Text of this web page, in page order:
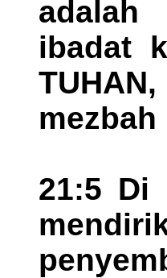
adalah
ibadat
21:5 Di